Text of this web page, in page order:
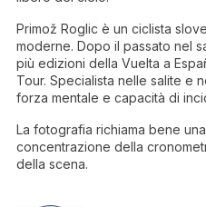
Primož Roglic è un ciclista
moderne. Dopo il passato nel
più edizioni della Vuelta a
Tour. Specialista nelle salite e
forza mentale e capacità di
La fotografia richiama bene
concentrazione della
della scena.